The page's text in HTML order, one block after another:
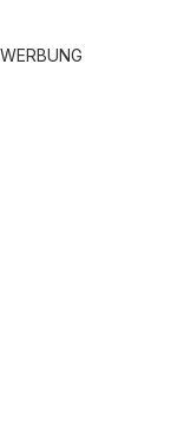
WERBUNG